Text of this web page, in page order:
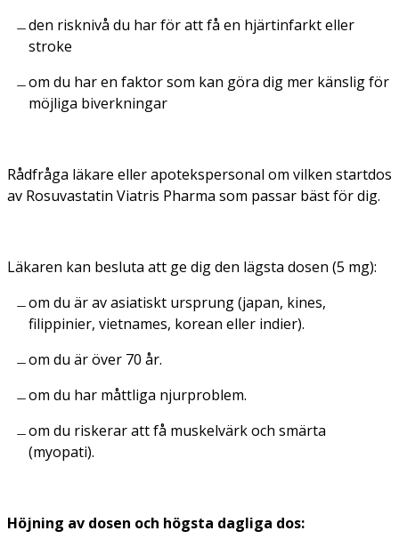
den risknivå du har för att få en hjärtinfarkt eller
stroke
om du har en faktor som kan göra dig mer känslig för
möjliga biverkningar
Rådfråga läkare eller apotekspersonal om vilken startdos
av Rosuvastatin Viatris Pharma som passar bäst för dig.
Läkaren kan besluta att ge dig den lägsta dosen (5 mg):
om du är av asiatiskt ursprung (japan, kines,
filippinier, vietnames, korean eller indier).
om du är över 70 år.
om du har måttliga njurproblem.
om du riskerar att få muskelvärk och smärta
(myopati).
Höjning av dosen och högsta dagliga dos: